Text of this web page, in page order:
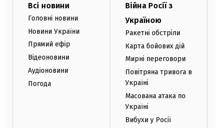
Всі новини
Головні новини
Новини України
Прямий ефір
Відеоновини
Аудіоновини
Погода
Війна Росії з
Україною
Ракетні обстріли
Карта бойових дій
Мирні переговори
Повітряна тривога в
Україні
Масована атака по
Україні
Вибухи у Росії